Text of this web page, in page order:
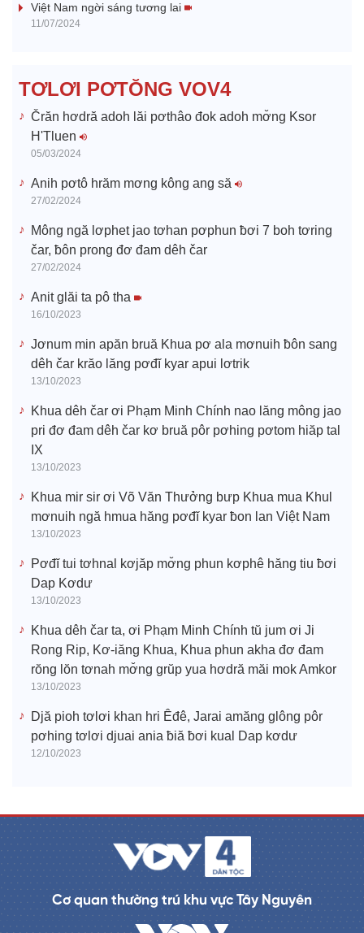
e
Việt Nam ngời sáng tương lai
11/07/2024
TƠLƠI PƠTŎNG VOV4
Črăn hơdră adoh lăi pơthâo đok adoh mơ̆ng Ksor
H'Tluen
05/03/2024
Anih pơtô hrăm mơng kông ang să
27/02/2024
Mông ngă lơphet jao tơhan pơphun ƀơi 7 boh tơring
čar, ƀôn prong đơ đam dêh čar
27/02/2024
Anit glăi ta pô tha
16/10/2023
Jơnum min apăn bruă Khua pơ ala mơnuih ƀôn sang
dêh čar krăo lăng pơđĭ kyar apui lơtrik
13/10/2023
Khua dêh čar ơi Phạm Minh Chính nao lăng mông jao
pri đơ đam dêh čar kơ bruă pôr pơhing pơtom hiăp tal
IX
13/10/2023
Khua mir sir ơi Võ Văn Thưởng bưp Khua mua Khul
mơnuih ngă hmua hăng pơđĭ kyar ƀon lan Việt Nam
13/10/2023
Pơđĭ tui tơhnal kơjăp mơ̆ng phun kơphê hăng tiu ƀơi
Dap Kơdư
13/10/2023
Khua dêh čar ta, ơi Phạm Minh Chính tŭ jum ơi Ji
Rong Rip, Kơ-iăng Khua, Khua phun akha đơ đam
rŏng lŏn tơnah mơ̆ng grŭp yua hơdră măi mok Amkor
13/10/2023
Djă pioh tơlơi khan hri Êđê, Jarai amăng glông pôr
pơhing tơlơi djuai ania ƀiă ƀơi kual Dap kơdư
12/10/2023
Cơ quan thường trú khu vực Tây Nguyên